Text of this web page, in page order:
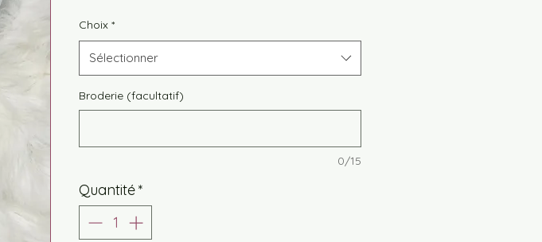
Choix *
Sélectionner
Broderie (facultatif)
0/15
Quantité*